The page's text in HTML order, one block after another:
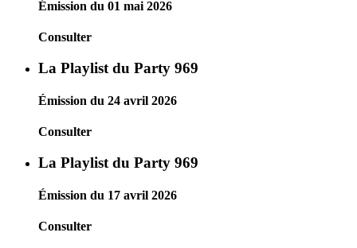
Émission du 01 mai 2026
Consulter
La Playlist du Party 969
Émission du 24 avril 2026
Consulter
La Playlist du Party 969
Émission du 17 avril 2026
Consulter